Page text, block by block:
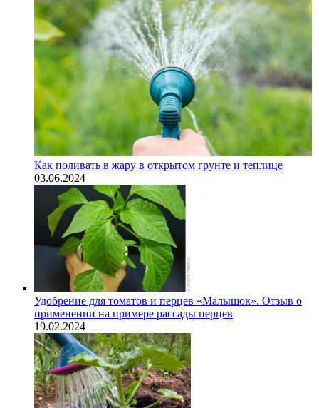
Как поливать в жару в открытом грунте и теплице
03.06.2024
Удобрение для томатов и перцев «Малышок». Отзыв о
применении на примере рассады перцев
19.02.2024